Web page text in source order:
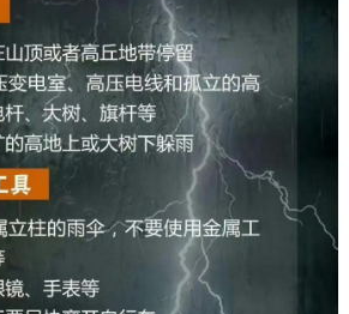
阳光政务
我要咨询
在线访谈 图说互动